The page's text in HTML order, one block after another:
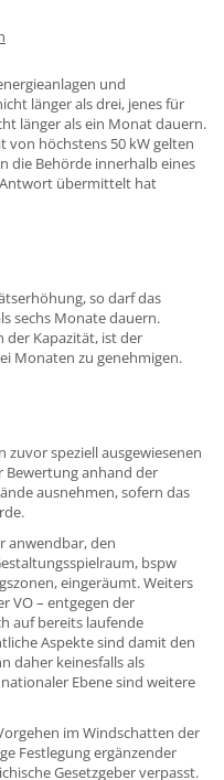
und
länger als drei, jenes für
länger als ein Monat dauern.
von höchstens 50 kW gelten
die Behörde innerhalb eines
übermittelt hat
so darf das
sechs Monate dauern.
der Kapazität, ist der
Monaten zu genehmigen.
speziell ausgewiesenen
Bewertung anhand der
ausnehmen, sofern das
anwendbar, den
bspw
eingeräumt. Weiters
VO – entgegen der
auf bereits laufende
Aspekte sind damit den
daher keinesfalls als
Ebene sind weitere
im Windschatten der
Festlegung ergänzender
Gesetzgeber verpasst.